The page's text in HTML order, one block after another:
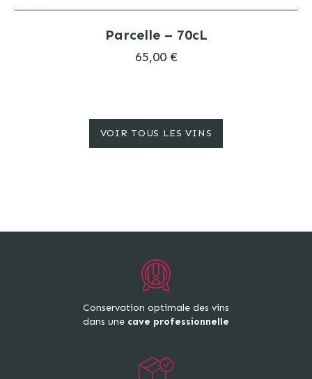
Parcelle – 70cL
65,00 €
VOIR TOUS LES VINS
Conservation optimale des vins
dans une cave professionnelle